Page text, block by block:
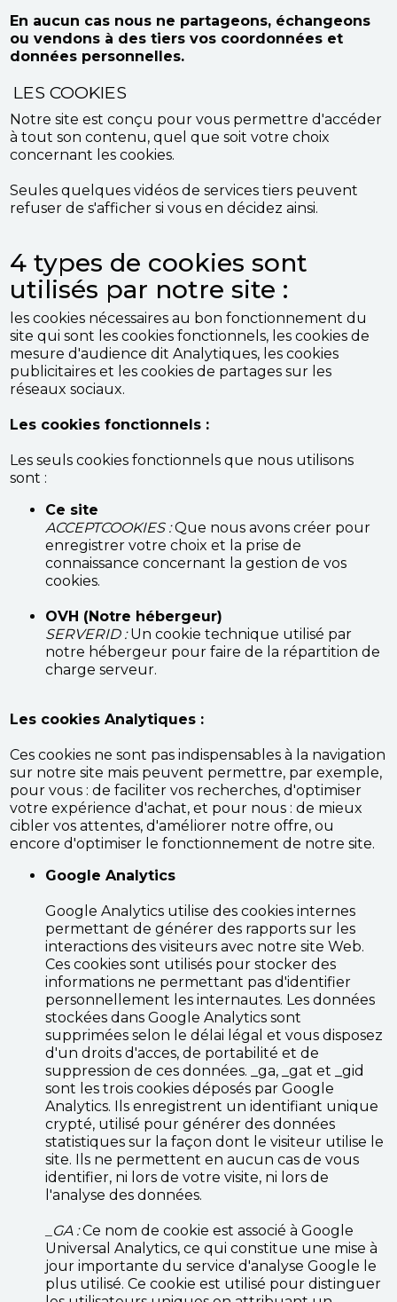
En aucun cas nous ne partageons, échangeons
ou vendons à des tiers vos coordonnées et
données personnelles.
LES COOKIES
Notre site est conçu pour vous permettre d'accéder
à tout son contenu, quel que soit votre choix
concernant les cookies.
Seules quelques vidéos de services tiers peuvent
refuser de s'afficher si vous en décidez ainsi.
4 types de cookies sont
utilisés par notre site :
les cookies nécessaires au bon fonctionnement du
site qui sont les cookies fonctionnels, les cookies de
mesure d'audience dit Analytiques, les cookies
publicitaires et les cookies de partages sur les
réseaux sociaux.
Les cookies fonctionnels :
Les seuls cookies fonctionnels que nous utilisons
sont :
Ce site
ACCEPTCOOKIES :Que nous avons créer pour
enregistrer votre choix et la prise de
connaissance concernant la gestion de vos
cookies.
OVH (Notre hébergeur)
SERVERID :Un cookie technique utilisé par
notre hébergeur pour faire de la répartition de
charge serveur.
Les cookies Analytiques :
Ces cookies ne sont pas indispensables à la navigation
sur notre site mais peuvent permettre, par exemple,
pour vous : de faciliter vos recherches, d'optimiser
votre expérience d'achat, et pour nous : de mieux
cibler vos attentes, d'améliorer notre offre, ou
encore d'optimiser le fonctionnement de notre site.
Google Analytics
Google Analytics utilise des cookies internes
permettant de générer des rapports sur les
interactions des visiteurs avec notre site Web.
Ces cookies sont utilisés pour stocker des
informations ne permettant pas d'identifier
personnellement les internautes. Les données
stockées dans Google Analytics sont
supprimées selon le délai légal et vous disposez
d'un droits d'acces, de portabilité et de
suppression de ces données. _ga, _gat et _gid
sont les trois cookies déposés par Google
Analytics. Ils enregistrent un identifiant unique
crypté, utilisé pour générer des données
statistiques sur la façon dont le visiteur utilise le
site. Ils ne permettent en aucun cas de vous
identifier, ni lors de votre visite, ni lors de
l'analyse des données.
_GA :Ce nom de cookie est associé à Google
Universal Analytics, ce qui constitue une mise à
jour importante du service d'analyse Google le
plus utilisé. Ce cookie est utilisé pour distinguer